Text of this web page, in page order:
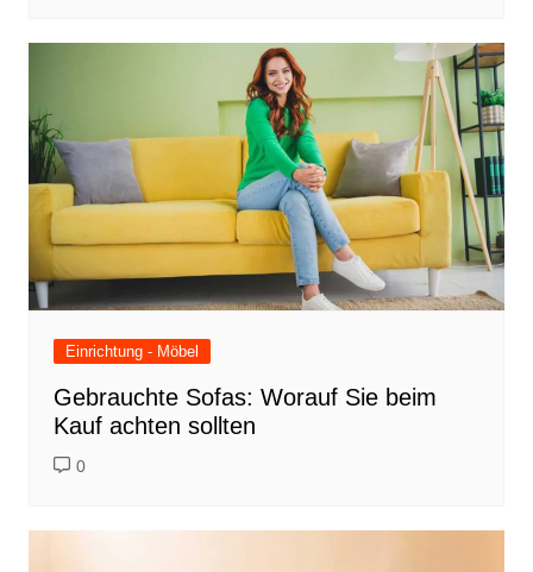
Einrichtung - Möbel
Gebrauchte Sofas: Worauf Sie beim
Kauf achten sollten
0